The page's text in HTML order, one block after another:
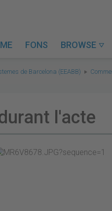
FONS BROWSE 
de Barcelona (EEABB)
l'acte